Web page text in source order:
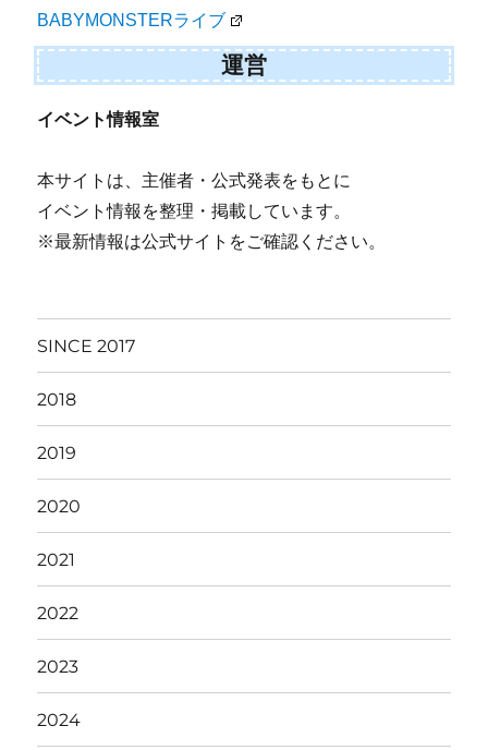
BABYMONSTERライブ
運営
イベント情報室
本サイトは、主催者・公式発表をもとに
イベント情報を整理・掲載しています。
※最新情報は公式サイトをご確認ください。
SINCE 2017
2018
2019
2020
2021
2022
2023
2024